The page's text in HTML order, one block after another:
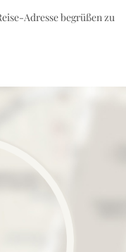
Adresse begrüßen zu